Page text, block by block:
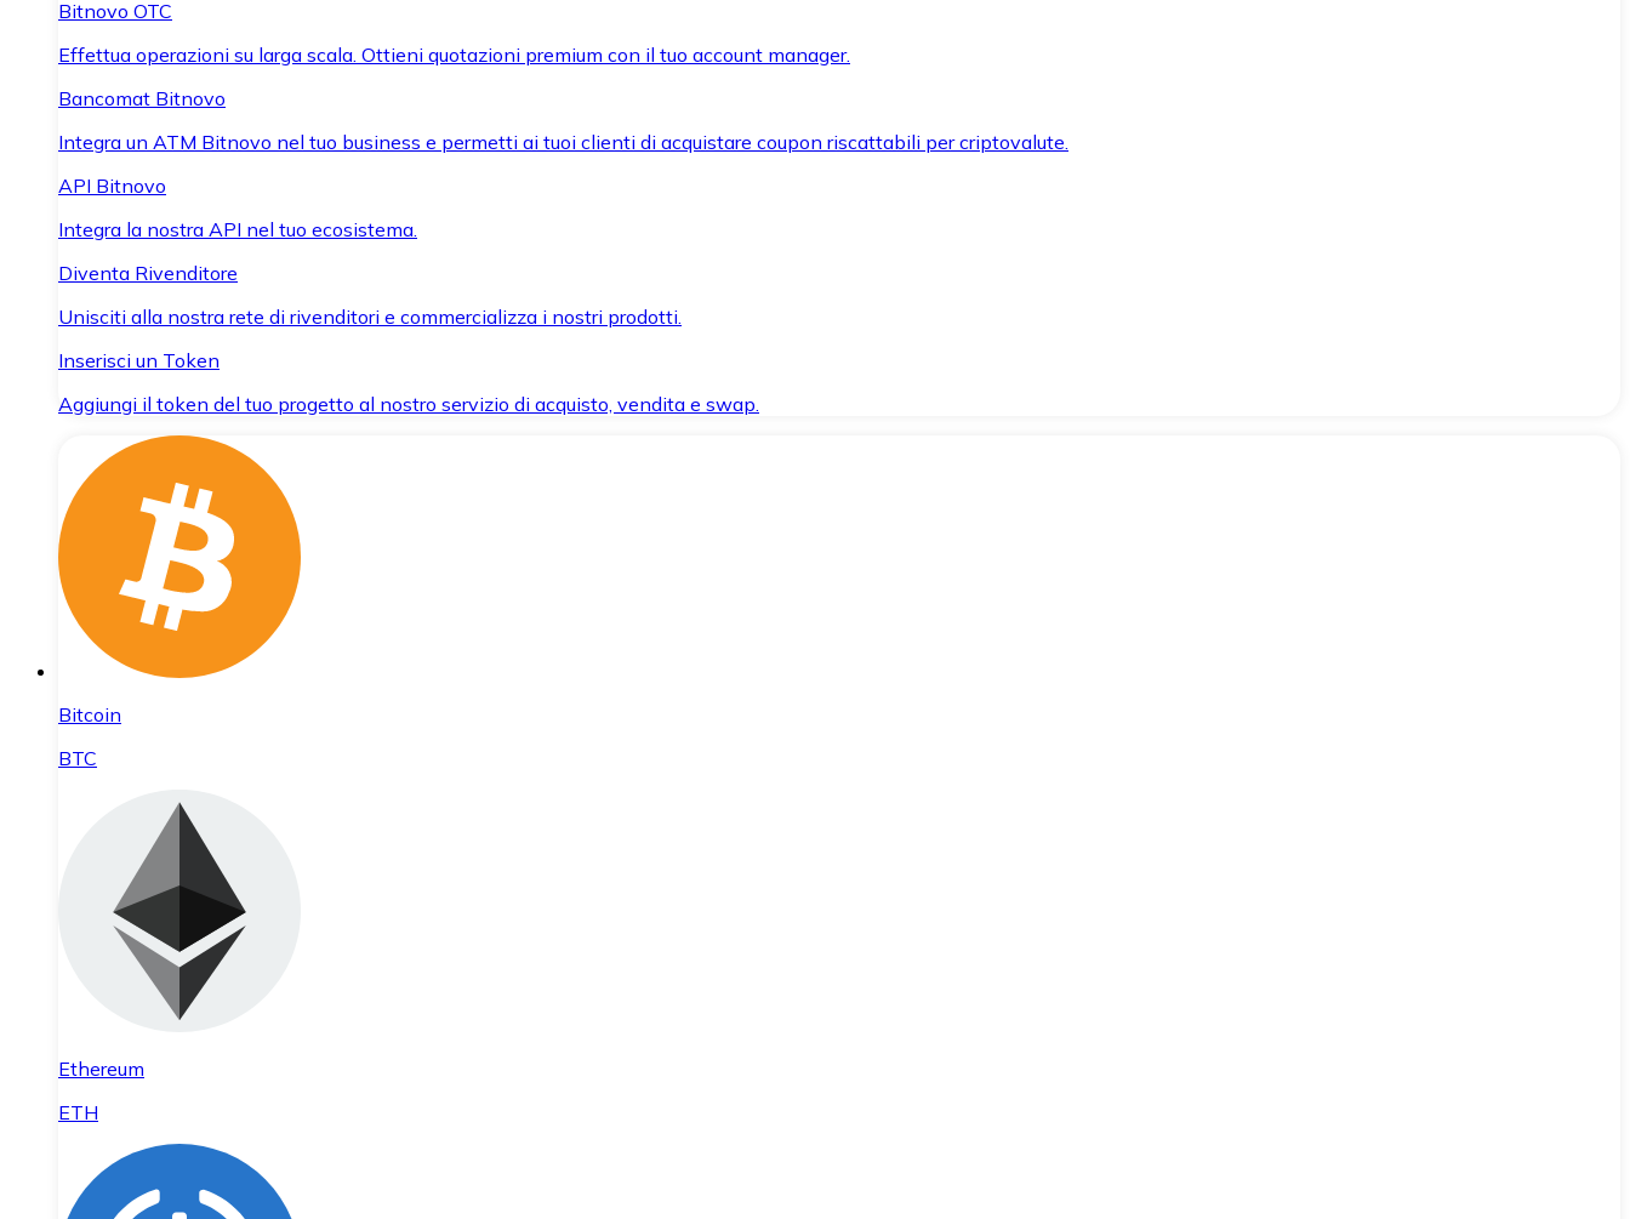
Bitnovo OTC
Effettua operazioni su larga scala. Ottieni quotazioni premium con il tuo account manager.
Bancomat Bitnovo
Integra un ATM Bitnovo nel tuo business e permetti ai tuoi clienti di acquistare coupon riscattabili per criptovalute.
API Bitnovo
Integra la nostra API nel tuo ecosistema.
Diventa Rivenditore
Unisciti alla nostra rete di rivenditori e commercializza i nostri prodotti.
Inserisci un Token
Aggiungi il token del tuo progetto al nostro servizio di acquisto, vendita e swap.
Bitcoin
BTC
Ethereum
ETH